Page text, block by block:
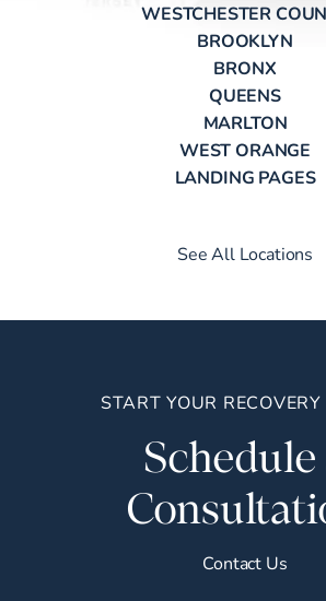
WESTCHESTER
BROOKLYN
BRONX
QUEENS
MARLTON
WEST ORANGE
LANDING PAGES
See All Locations
START YOUR
Schedule
Contact Us